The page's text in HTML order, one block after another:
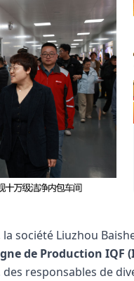
société Liuzhou
de Production IQF
responsables de